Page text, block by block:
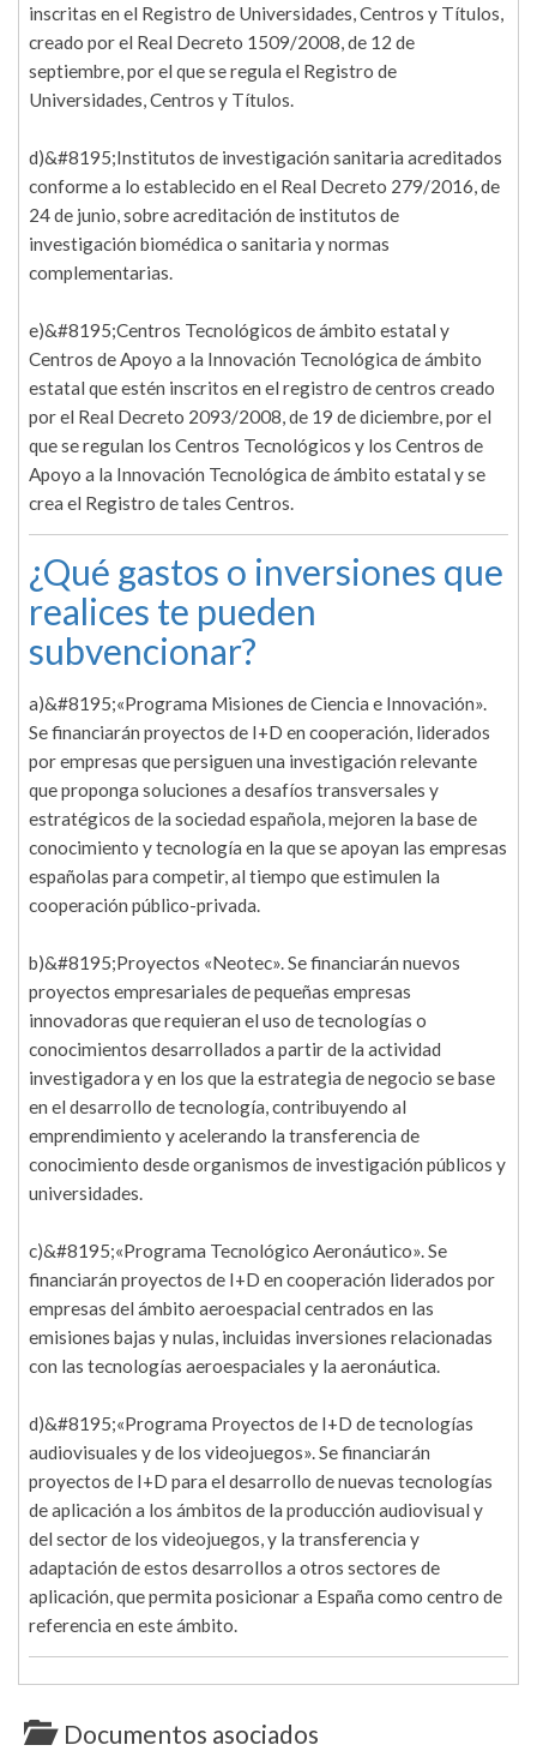
inscritas en el Registro de Universidades, Centros y Títulos,
creado por el Real Decreto 1509/2008, de 12 de
septiembre, por el que se regula el Registro de
Universidades, Centros y Títulos.
d)&#8195;Institutos de investigación sanitaria acreditados
conforme a lo establecido en el Real Decreto 279/2016, de
24 de junio, sobre acreditación de institutos de
investigación biomédica o sanitaria y normas
complementarias.
e)&#8195;Centros Tecnológicos de ámbito estatal y
Centros de Apoyo a la Innovación Tecnológica de ámbito
estatal que estén inscritos en el registro de centros creado
por el Real Decreto 2093/2008, de 19 de diciembre, por el
que se regulan los Centros Tecnológicos y los Centros de
Apoyo a la Innovación Tecnológica de ámbito estatal y se
crea el Registro de tales Centros.
¿Qué gastos o inversiones que
realices te pueden
subvencionar?
a)&#8195;«Programa Misiones de Ciencia e Innovación».
Se financiarán proyectos de I+D en cooperación, liderados
por empresas que persiguen una investigación relevante
que proponga soluciones a desafíos transversales y
estratégicos de la sociedad española, mejoren la base de
conocimiento y tecnología en la que se apoyan las empresas
españolas para competir, al tiempo que estimulen la
cooperación público-privada.
b)&#8195;Proyectos «Neotec». Se financiarán nuevos
proyectos empresariales de pequeñas empresas
innovadoras que requieran el uso de tecnologías o
conocimientos desarrollados a partir de la actividad
investigadora y en los que la estrategia de negocio se base
en el desarrollo de tecnología, contribuyendo al
emprendimiento y acelerando la transferencia de
conocimiento desde organismos de investigación públicos y
universidades.
c)&#8195;«Programa Tecnológico Aeronáutico». Se
financiarán proyectos de I+D en cooperación liderados por
empresas del ámbito aeroespacial centrados en las
emisiones bajas y nulas, incluidas inversiones relacionadas
con las tecnologías aeroespaciales y la aeronáutica.
d)&#8195;«Programa Proyectos de I+D de tecnologías
audiovisuales y de los videojuegos». Se financiarán
proyectos de I+D para el desarrollo de nuevas tecnologías
de aplicación a los ámbitos de la producción audiovisual y
del sector de los videojuegos, y la transferencia y
adaptación de estos desarrollos a otros sectores de
aplicación, que permita posicionar a España como centro de
referencia en este ámbito.
Documentos asociados